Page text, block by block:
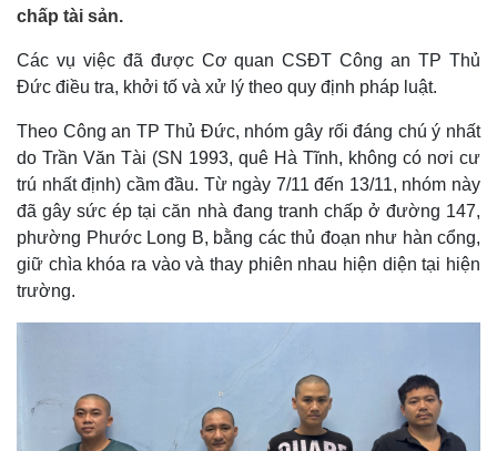
chấp tài sản.
Các vụ việc đã được Cơ quan CSĐT Công an TP Thủ
Đức điều tra, khởi tố và xử lý theo quy định pháp luật.
Theo Công an TP Thủ Đức, nhóm gây rối đáng chú ý nhất
do Trần Văn Tài (SN 1993, quê Hà Tĩnh, không có nơi cư
trú nhất định) cầm đầu. Từ ngày 7/11 đến 13/11, nhóm này
đã gây sức ép tại căn nhà đang tranh chấp ở đường 147,
phường Phước Long B, bằng các thủ đoạn như hàn cổng,
giữ chìa khóa ra vào và thay phiên nhau hiện diện tại hiện
trường.